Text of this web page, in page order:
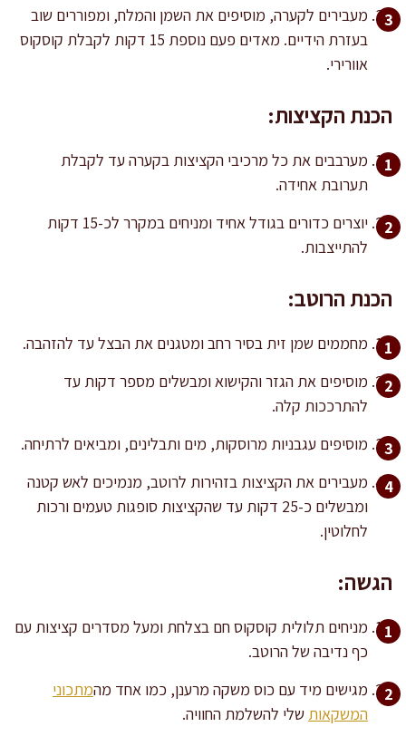
מעבירים לקערה, מוסיפים את השמן והמלח, ומפוררים שוב
בעזרת הידיים. מאדים פעם נוספת 15 דקות לקבלת קוסקוס
אוורירי.
הכנת הקציצות:
מערבבים את כל מרכיבי הקציצות בקערה עד לקבלת
תערובת אחידה.
יוצרים כדורים בגודל אחיד ומניחים במקרר לכ-15 דקות
להתייצבות.
הכנת הרוטב:
מחממים שמן זית בסיר רחב ומטגנים את הבצל עד להזהבה.
מוסיפים את הגזר והקישוא ומבשלים מספר דקות עד
להתרככות קלה.
מוסיפים עגבניות מרוסקות, מים ותבלינים, ומביאים לרתיחה.
מעבירים את הקציצות בזהירות לרוטב, מנמיכים לאש קטנה
ומבשלים כ-25 דקות עד שהקציצות סופגות טעמים ורכות
לחלוטין.
הגשה:
מניחים תלולית קוסקוס חם בצלחת ומעל מסדרים קציצות עם
כף נדיבה של הרוטב.
מגישים מיד עם כוס משקה מרענן, כמו אחד מהמתכוני
המשקאות שלי להשלמת החוויה.